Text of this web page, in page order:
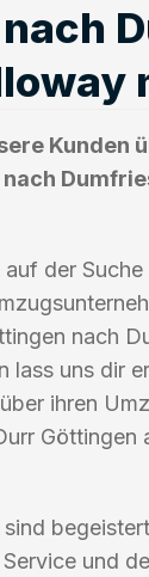
Kunden
der Suche
nach
lass uns dir
ihren
Göttingen
sind
und